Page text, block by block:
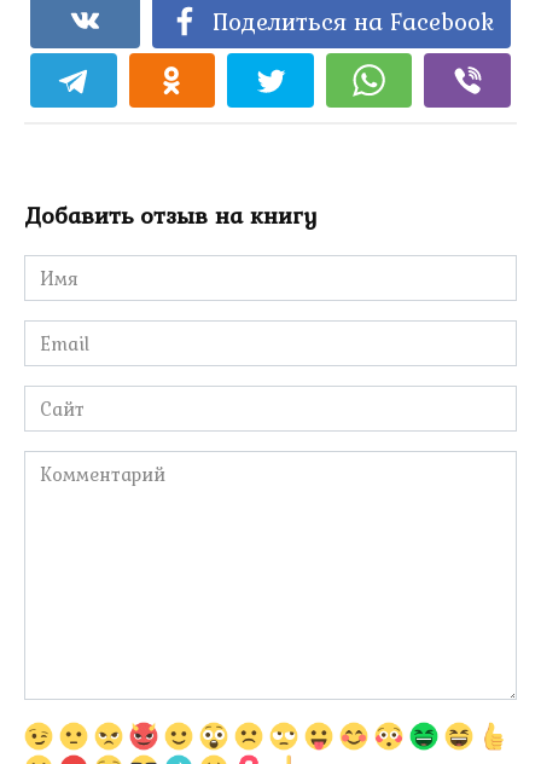
Поделиться на Facebook
Добавить отзыв на книгу
Имя
*
Email
*
Сайт
Комментарий